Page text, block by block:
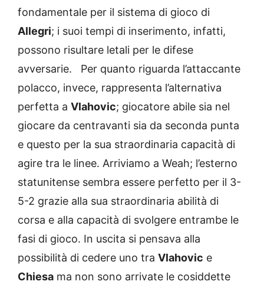
fondamentale per il sistema di gioco di
Allegri; i suoi tempi di inserimento, infatti,
possono risultare letali per le difese
avversarie. Per quanto riguarda l’attaccante
polacco, invece, rappresenta l’alternativa
perfetta a Vlahovic; giocatore abile sia nel
giocare da centravanti sia da seconda punta
e questo per la sua straordinaria capacità di
agire tra le linee. Arriviamo a Weah; l’esterno
statunitense sembra essere perfetto per il 3-
5-2 grazie alla sua straordinaria abilità di
corsa e alla capacità di svolgere entrambe le
fasi di gioco. In uscita si pensava alla
possibilità di cedere uno tra Vlahovic e
Chiesa ma non sono arrivate le cosiddette